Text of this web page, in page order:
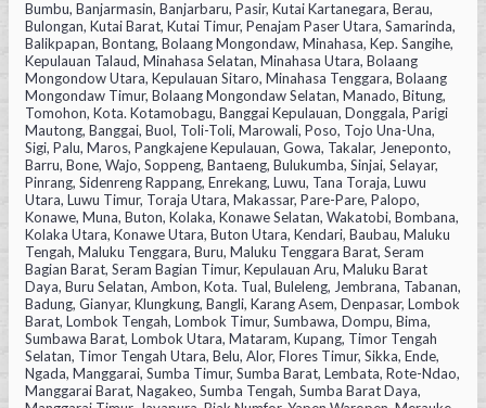
Bumbu, Banjarmasin, Banjarbaru, Pasir, Kutai Kartanegara, Berau,
Bulongan, Kutai Barat, Kutai Timur, Penajam Paser Utara, Samarinda,
Balikpapan, Bontang, Bolaang Mongondaw, Minahasa, Kep. Sangihe,
Kepulauan Talaud, Minahasa Selatan, Minahasa Utara, Bolaang
Mongondow Utara, Kepulauan Sitaro, Minahasa Tenggara, Bolaang
Mongondaw Timur, Bolaang Mongondaw Selatan, Manado, Bitung,
Tomohon, Kota. Kotamobagu, Banggai Kepulauan, Donggala, Parigi
Mautong, Banggai, Buol, Toli-Toli, Marowali, Poso, Tojo Una-Una,
Sigi, Palu, Maros, Pangkajene Kepulauan, Gowa, Takalar, Jeneponto,
Barru, Bone, Wajo, Soppeng, Bantaeng, Bulukumba, Sinjai, Selayar,
Pinrang, Sidenreng Rappang, Enrekang, Luwu, Tana Toraja, Luwu
Utara, Luwu Timur, Toraja Utara, Makassar, Pare-Pare, Palopo,
Konawe, Muna, Buton, Kolaka, Konawe Selatan, Wakatobi, Bombana,
Kolaka Utara, Konawe Utara, Buton Utara, Kendari, Baubau, Maluku
Tengah, Maluku Tenggara, Buru, Maluku Tenggara Barat, Seram
Bagian Barat, Seram Bagian Timur, Kepulauan Aru, Maluku Barat
Daya, Buru Selatan, Ambon, Kota. Tual, Buleleng, Jembrana, Tabanan,
Badung, Gianyar, Klungkung, Bangli, Karang Asem, Denpasar, Lombok
Barat, Lombok Tengah, Lombok Timur, Sumbawa, Dompu, Bima,
Sumbawa Barat, Lombok Utara, Mataram, Kupang, Timor Tengah
Selatan, Timor Tengah Utara, Belu, Alor, Flores Timur, Sikka, Ende,
Ngada, Manggarai, Sumba Timur, Sumba Barat, Lembata, Rote-Ndao,
Manggarai Barat, Nagakeo, Sumba Tengah, Sumba Barat Daya,